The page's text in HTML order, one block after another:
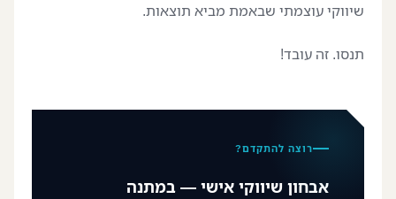
שיווקי עוצמתי שבאמת מביא תוצאות.
תנסו. זה עובד!
רוצה להתקדם?
אבחון שיווקי אישי — במתנה